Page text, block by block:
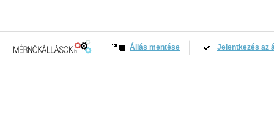
Állás mentése Jelentkezés az